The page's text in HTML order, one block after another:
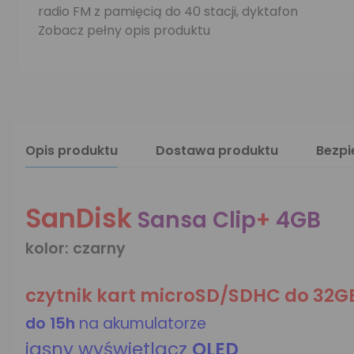
radio FM z pamięcią do 40 stacji, dyktafon
Zobacz pełny opis produktu
Opis produktu Dostawa produktu
SanDisk Sansa Clip+ 4GB
kolor: czarny
czytnik kart microSD/SDHC do
do 15h na akumulatorze